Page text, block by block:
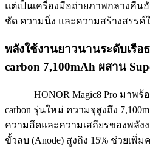
แต่เป็นเครื่องมือถ่ายภาพกลางคืน
ชัด ความนิ่ง และความสร้างสรร
พลังใช้งานยาวนานระดับเรือ
carbon 7,100mAh ผสาน
HONOR Magic8 Pro มาพร้
carbon รุ่นใหม่ ความจุสูงถึง
ความอึดและความเสถียรของพลั
ขั้วลบ (Anode) สูงถึง 15% ช่วยเพิ่